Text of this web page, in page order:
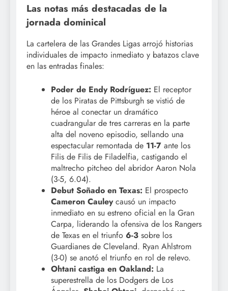
Las notas más destacadas de la
jornada dominical
La cartelera de las Grandes Ligas arrojó historias
individuales de impacto inmediato y batazos clave
en las entradas finales:
Poder de Endy Rodríguez: El receptor
de los Piratas de Pittsburgh se vistió de
héroe al conectar un dramático
cuadrangular de tres carreras en la parte
alta del noveno episodio, sellando una
espectacular remontada de 11-7 ante los
Filis de Filis de Filadelfia, castigando el
maltrecho pitcheo del abridor Aaron Nola
(3-5, 6.04).
Debut Soñado en Texas: El prospecto
Cameron Cauleycausó un impacto
inmediato en su estreno oficial en la Gran
Carpa, liderando la ofensiva de los Rangers
de Texas en el triunfo 6-3 sobre los
Guardianes de Cleveland. Ryan Ahlstrom
(3-0) se anotó el triunfo en rol de relevo.
Ohtani castiga en Oakland: La
superestrella de los Dodgers de Los